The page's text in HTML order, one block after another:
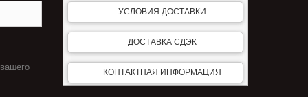
УСЛОВИЯ ДОСТАВКИ
ДОСТАВКА СДЭК
КОНТАКТНАЯ ИНФОРМАЦИЯ